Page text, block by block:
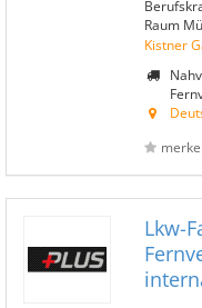
Raum
Kistner
Lkw-